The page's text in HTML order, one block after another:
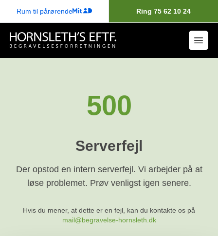
Rum til pårørende Ring 75 62 10 24
500
Serverfejl
Der opstod en intern serverfejl. Vi arbejder på at
løse problemet. Prøv venligst igen senere.
Hvis du mener, at dette er en fejl, kan du kontakte os på
mail@begravelse-hornsleth.dk